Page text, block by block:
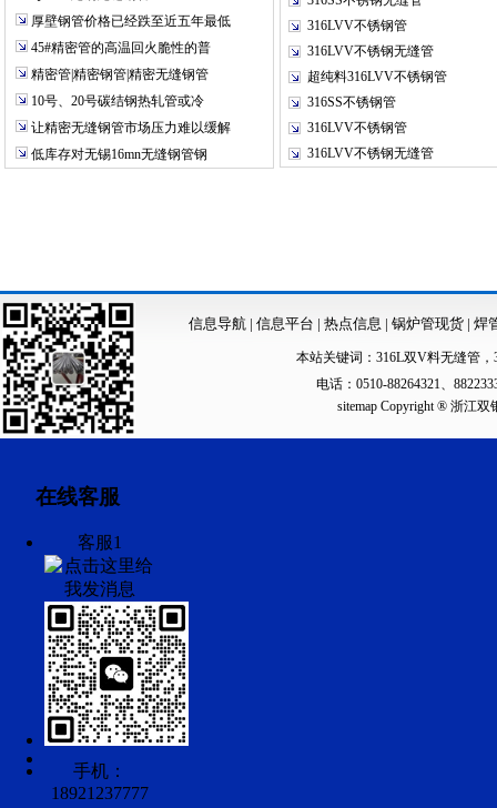
厚壁钢管价格已经跌至近五年最低
45#精密管的高温回火脆性的普
精密管|精密钢管|精密无缝钢管
10号、20号碳结钢热轧管或冷
让精密无缝钢管市场压力难以缓解
低库存对无锡16mn无缝钢管钢
316LVV不锈钢管
316LVV不锈钢无缝管
超纯料316LVV不锈钢管
316SS不锈钢管
316LVV不锈钢管
316LVV不锈钢无缝管
信息导航| 信息平台 | 热点信息 | 锅炉管现货 | 焊
本站关键词： 316L双V料无缝管 ，
电话：0510-88264321、
sitemapCopyright ® 浙江双
在线客服
客服1
手机：
18921237777